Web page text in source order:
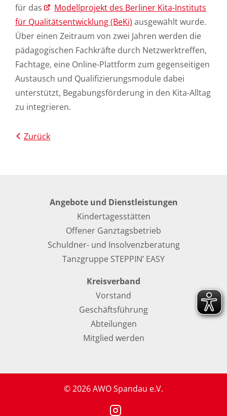
für das
Modellprojekt des Berliner Kita-Instituts
für Qualitätsentwicklung (BeKi) ausgewählt wurde.
Über einen Zeitraum von zwei Jahren werden die
pädagogischen Fachkräfte durch Netzwerktreffen,
Fachtage, eine Online-Plattform zum gegenseitigen
Austausch und Qualifizierungsmodule dabei
unterstützt, Begabungsförderung in den Kita-Alltag
zu integrieren.
Zurück
Angebote und Dienstleistungen
Kindertagesstätten
Offener Ganztagsbetrieb
Schuldner- und Insolvenzberatung
Tanzgruppe STEPPIN’ EASY
Kreisverband
Vorstand
Geschäftsführung
Abteilungen
Mitglied werden
© 2026 AWO Spandau e.V.